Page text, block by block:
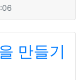
만들기